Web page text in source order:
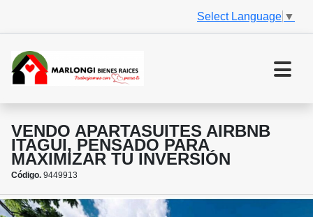
Select Language ▼
VENDO APARTASUITES AIRBNB
ITAGUI, PENSADO PARA
MAXIMIZAR TU INVERSIÓN
Código. 9449913